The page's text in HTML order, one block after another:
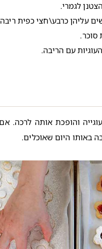
לגמרי.
עליהן כרבע\חצי כפית
סוכר.
עם הריבה.
והופכת אותה לרכה.
באותו היום שאוכלים.